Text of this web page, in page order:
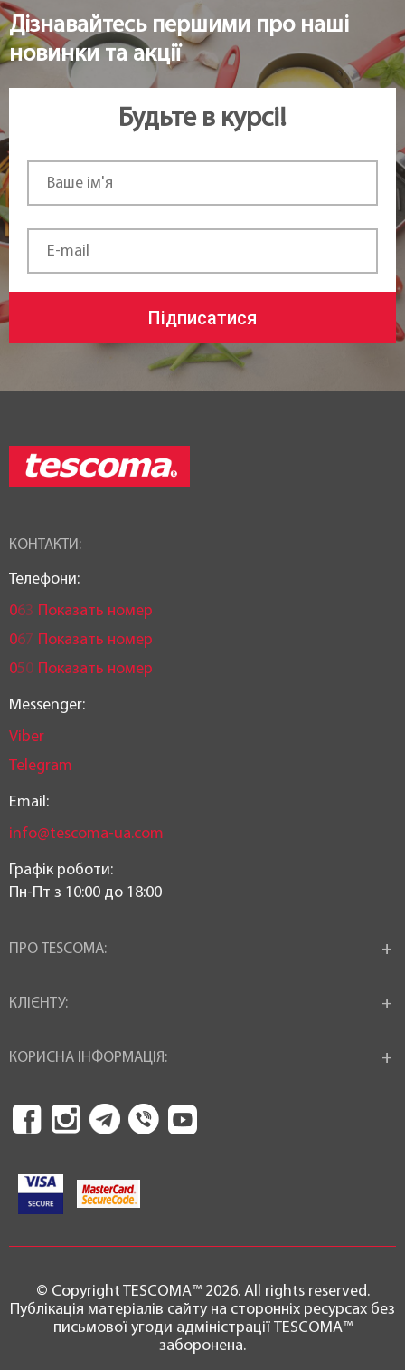
Дізнавайтесь першими про наші
новинки та акції
Будьте в курсі!
Підписатися
КОНТАКТИ:
Телефони:
063 Показать номер
067 Показать номер
050 Показать номер
Messenger:
Viber
Telegram
Email:
info@tescoma-ua.com
Графік роботи:
Пн-Пт з 10:00 до 18:00
ПРО TESCOMA:
КЛІЄНТУ:
КОРИСНА ІНФОРМАЦІЯ:
© Copyright TESCOMA™ 2026. All rights reserved.
Публікація матеріалів сайту на сторонніх ресурсах без
письмової угоди адміністрації TESCOMA™
заборонена.